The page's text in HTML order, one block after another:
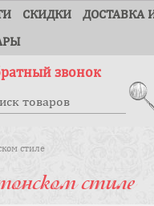
СКИДКИ ДОСТАВКА
звонок
стиле
стиле